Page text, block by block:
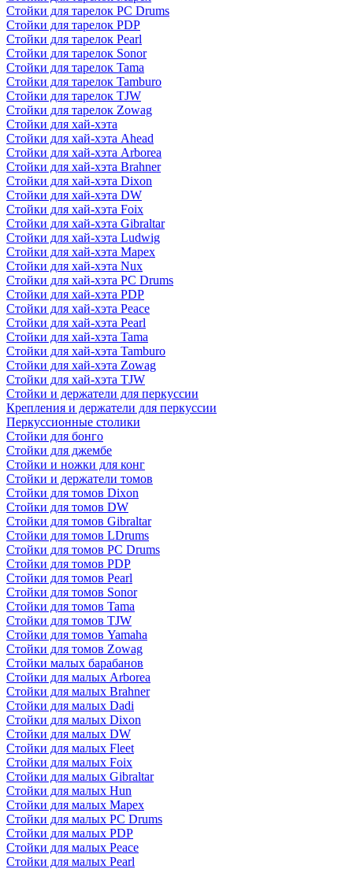
Стойки для тарелок PC Drums
Стойки для тарелок PDP
Стойки для тарелок Pearl
Стойки для тарелок Sonor
Стойки для тарелок Tama
Стойки для тарелок Tamburo
Стойки для тарелок TJW
Стойки для тарелок Zowag
Стойки для хай-хэта
Стойки для хай-хэта Ahead
Стойки для хай-хэта Arborea
Стойки для хай-хэта Brahner
Стойки для хай-хэта Dixon
Стойки для хай-хэта DW
Стойки для хай-хэта Foix
Стойки для хай-хэта Gibraltar
Стойки для хай-хэта Ludwig
Стойки для хай-хэта Mapex
Стойки для хай-хэта Nux
Стойки для хай-хэта PC Drums
Стойки для хай-хэта PDP
Стойки для хай-хэта Peace
Стойки для хай-хэта Pearl
Стойки для хай-хэта Tama
Стойки для хай-хэта Tamburo
Стойки для хай-хэта Zowag
Стойки для хай-хэта TJW
Стойки и держатели для перкуссии
Крепления и держатели для перкуссии
Перкуссионные столики
Стойки для бонго
Стойки для джембе
Стойки и ножки для конг
Стойки и держатели томов
Стойки для томов Dixon
Стойки для томов DW
Стойки для томов Gibraltar
Стойки для томов LDrums
Стойки для томов PC Drums
Стойки для томов PDP
Стойки для томов Pearl
Стойки для томов Sonor
Стойки для томов Tama
Стойки для томов TJW
Стойки для томов Yamaha
Стойки для томов Zowag
Стойки малых барабанов
Стойки для малых Arborea
Стойки для малых Brahner
Стойки для малых Dadi
Стойки для малых Dixon
Стойки для малых DW
Стойки для малых Fleet
Стойки для малых Foix
Стойки для малых Gibraltar
Стойки для малых Hun
Стойки для малых Mapex
Стойки для малых PC Drums
Стойки для малых PDP
Стойки для малых Peace
Стойки для малых Pearl